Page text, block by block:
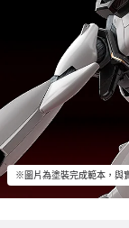
※圖片為塗裝完成範本，與